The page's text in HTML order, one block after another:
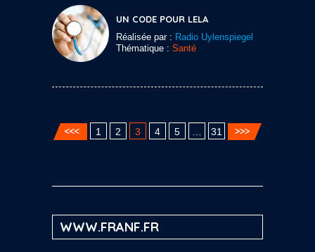
UN CODE POUR LELA
Réalisée par : Radio Uylenspiegel
Thématique : Santé
1 2 3 4 5 31
WWW.FRANF.FR